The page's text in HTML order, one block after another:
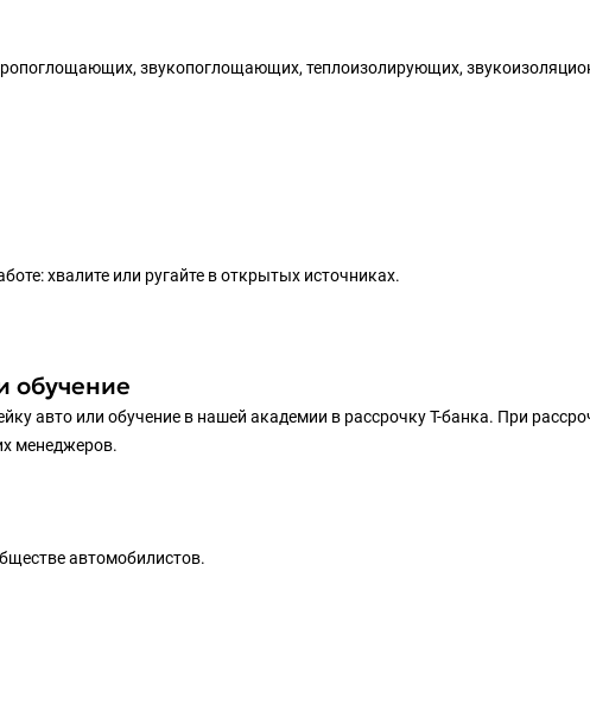
звукопоглощающих, теплоизолирующих,
хвалите или ругайте в открытых источниках.
обучение
авто или обучение в нашей академии в рассрочку Т-банка. При
менеджеров.
автомобилистов.